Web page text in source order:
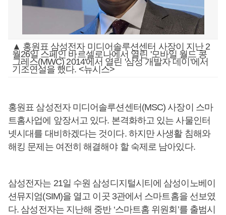
▲ 홍원표 삼성전자 미디어솔루션센터 사장이 지난 2
월26일 스페인 바르셀로나에서 열린 '모바일 월드 콩
그레스(MWC) 2014'에서 열린 '삼성 개발자 데이'에서
기조연설을 했다. <뉴시스>
홍원표 삼성전자 미디어솔루션센터(MSC) 사장이 스마
트홈사업에 앞장서고 있다. 본격화하고 있는 사물인터
넷시대를 대비하겠다는 것이다. 하지만 사생활 침해와
해킹 문제는 여전히 해결해야 할 숙제로 남아있다.
삼성전자는 21일 수원 삼성디지털시티에 삼성이노베이
션뮤지엄(SIM)을 열고 이곳 3관에서 스마트홈을 선보였
다. 삼성전자는 지난해 중반 ‘스마트홈 위원회’를 출범시